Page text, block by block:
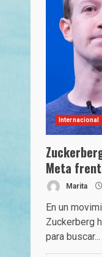
Internacional
Meta
Marita
En un
Zuckerberg
para buscar...